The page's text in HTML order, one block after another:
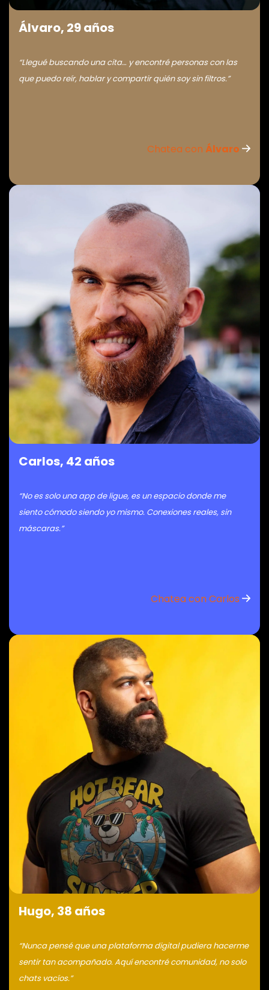
Álvaro, 29 años
“Llegué buscando una cita… y encontré personas con las
que puedo reír, hablar y compartir quién soy sin filtros.”
Chatea con Álvaro
Carlos, 42 años
“No es solo una app de ligue, es un espacio donde me
siento cómodo siendo yo mismo. Conexiones reales, sin
máscaras.”
Chatea con Carlos
Hugo, 38 años
“Nunca pensé que una plataforma digital pudiera hacerme
sentir tan acompañado. Aquí encontré comunidad, no solo
chats vacíos.”